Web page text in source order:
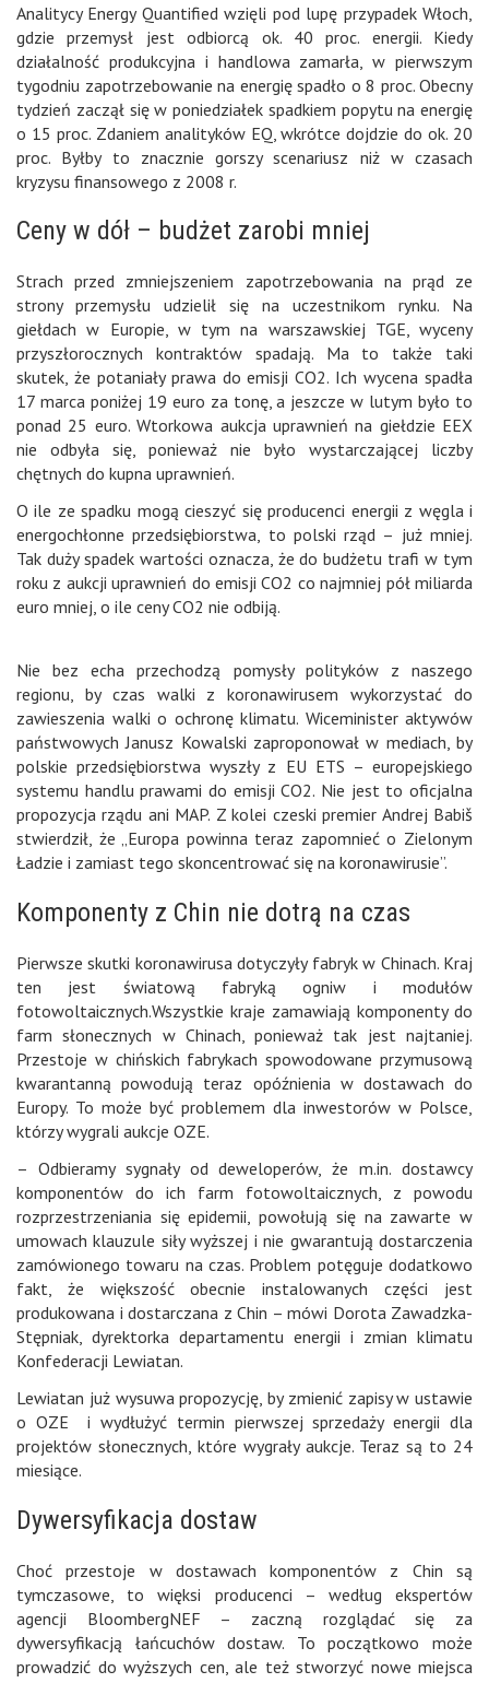
Analitycy Energy Quantified wzięli pod lupę przypadek Włoch,
gdzie przemysł jest odbiorcą ok. 40 proc. energii. Kiedy
działalność produkcyjna i handlowa zamarła, w pierwszym
tygodniu zapotrzebowanie na energię spadło o 8 proc. Obecny
tydzień zaczął się w poniedziałek spadkiem popytu na energię
o 15 proc. Zdaniem analityków EQ, wkrótce dojdzie do ok. 20
proc. Byłby to znacznie gorszy scenariusz niż w czasach
kryzysu finansowego z 2008 r.
Ceny w dół – budżet zarobi mniej
Strach przed zmniejszeniem zapotrzebowania na prąd ze
strony przemysłu udzielił się na uczestnikom rynku. Na
giełdach w Europie, w tym na warszawskiej TGE, wyceny
przyszłorocznych kontraktów spadają. Ma to także taki
skutek, że potaniały prawa do emisji CO2. Ich wycena spadła
17 marca poniżej 19 euro za tonę, a jeszcze w lutym było to
ponad 25 euro. Wtorkowa aukcja uprawnień na giełdzie EEX
nie odbyła się, ponieważ nie było wystarczającej liczby
chętnych do kupna uprawnień.
O ile ze spadku mogą cieszyć się producenci energii z węgla i
energochłonne przedsiębiorstwa, to polski rząd – już mniej.
Tak duży spadek wartości oznacza, że do budżetu trafi w tym
roku z aukcji uprawnień do emisji CO2 co najmniej pół miliarda
euro mniej, o ile ceny CO2 nie odbiją.
Nie bez echa przechodzą pomysły polityków z naszego
regionu, by czas walki z koronawirusem wykorzystać do
zawieszenia walki o ochronę klimatu. Wiceminister aktywów
państwowych Janusz Kowalski zaproponował w mediach, by
polskie przedsiębiorstwa wyszły z EU ETS – europejskiego
systemu handlu prawami do emisji CO2. Nie jest to oficjalna
propozycja rządu ani MAP. Z kolei czeski premier Andrej Babiš
stwierdził, że „Europa powinna teraz zapomnieć o Zielonym
Ładzie i zamiast tego skoncentrować się na koronawirusie”.
Komponenty z Chin nie dotrą na czas
Pierwsze skutki koronawirusa dotyczyły fabryk w Chinach. Kraj
ten jest światową fabryką ogniw i modułów
fotowoltaicznych.Wszystkie kraje zamawiają komponenty do
farm słonecznych w Chinach, ponieważ tak jest najtaniej.
Przestoje w chińskich fabrykach spowodowane przymusową
kwarantanną powodują teraz opóźnienia w dostawach do
Europy. To może być problemem dla inwestorów w Polsce,
którzy wygrali aukcje OZE.
– Odbieramy sygnały od deweloperów, że m.in. dostawcy
komponentów do ich farm fotowoltaicznych, z powodu
rozprzestrzeniania się epidemii, powołują się na zawarte w
umowach klauzule siły wyższej i nie gwarantują dostarczenia
zamówionego towaru na czas. Problem potęguje dodatkowo
fakt, że większość obecnie instalowanych części jest
produkowana i dostarczana z Chin – mówi Dorota Zawadzka-
Stępniak, dyrektorka departamentu energii i zmian klimatu
Konfederacji Lewiatan.
Lewiatan już wysuwa propozycję, by zmienić zapisy w ustawie
o OZE i wydłużyć termin pierwszej sprzedaży energii dla
projektów słonecznych, które wygrały aukcje. Teraz są to 24
miesiące.
Dywersyfikacja dostaw
Choć przestoje w dostawach komponentów z Chin są
tymczasowe, to więksi producenci – według ekspertów
agencji BloombergNEF – zaczną rozglądać się za
dywersyfikacją łańcuchów dostaw. To początkowo może
prowadzić do wyższych cen, ale też stworzyć nowe miejsca